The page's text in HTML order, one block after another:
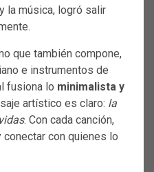
la música, logró salir
que también compone,
e instrumentos de
fusiona lo minimalista y
artístico es claro: la
. Con cada canción,
conectar con quienes lo